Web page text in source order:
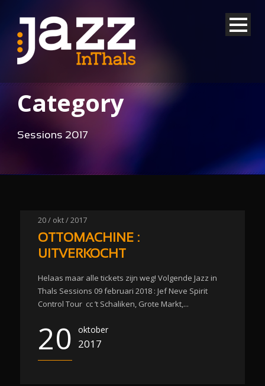
Category
Sessions 2017
20 / okt / 2017
OTTOMACHINE :
UITVERKOCHT
Helaas maar alle tickets zijn weg! Volgende Jazz in
Thals Sessions 09 februari 2018 : Jef Neve Spirit
Control Tour cc ’t Schaliken, Grote Markt,...
20 oktober
2017